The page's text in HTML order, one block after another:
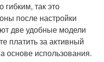
гибким, так это
после настройки
две удобные модели
платить за активный
основе использования.